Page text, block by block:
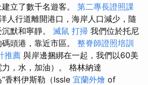
立了數千名遊客。 第二專長證照課
人行道離開港口，海岸人口減少，隨
默和寧靜。 滅鼠 打掃 我們位於托尼
頭港，靠近市區。 整脊師證照培訓
推薦 與岸邊捆綁在一起，我們以60美
，水，加油）。 格林納達
“香料伊斯勒（Issle 宜蘭外燴 of